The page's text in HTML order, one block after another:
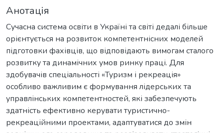
Анотація
Сучасна система освіти в Україні та світі дедалі більше
орієнтується на розвиток компетентнісних моделей
підготовки фахівців, що відповідають вимогам сталого
розвитку та динамічних умов ринку праці. Для
здобувачів спеціальності «Туризм і рекреація»
особливо важливим є формування лідерських та
управлінських компетентностей, які забезпечують
здатність ефективно керувати туристично-
рекреаційними проектами, адаптуватися до змін